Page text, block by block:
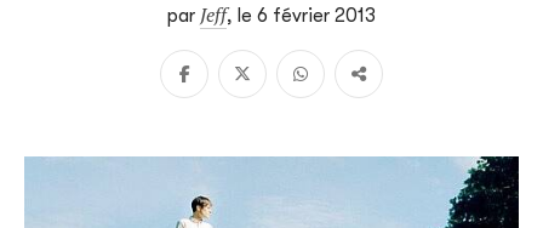
par Jeff, le 6 février 2013